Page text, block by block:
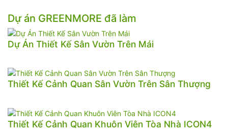
Dự án GREENMORE đã làm
Dự Án Thiết Kế Sân Vườn Trên Mái
Thiết Kế Cảnh Quan Sân Vườn Trên Sân Thượng
Thiết Kế Cảnh Quan Khuôn Viên Tòa Nhà ICON4